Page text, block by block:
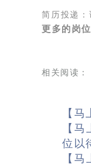
简历投递
更多的岗
相关阅读：
【
【
位以
【